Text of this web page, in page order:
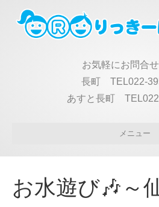
お気軽にお問合
長町 TEL022-
あすと長町
メニュー
お水遊び🎶～